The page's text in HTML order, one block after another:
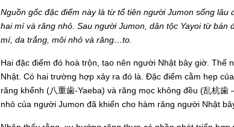
Nguồn gốc đặc điểm này là từ tổ tiên người Jumon sống
hai mí và răng nhỏ. Sau người Jumon, dân tộc Yayoi từ
mí, da trắng, môi nhỏ và răng…to.
Hai đặc điểm đó hoà trộn, tạo nên người Nhật bây giờ.
Nhật. Có hai trường hợp xảy ra đó là. Đặc điểm cằm hẹp
răng khểnh (八重歯-Yaeba) và răng mọc không đều (乱杭
nhỏ của người Jumon đã khiến cho hàm răng người Nhật